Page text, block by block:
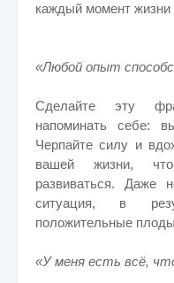
каждый момент жизни
«Любой опыт
Сделайте эту
напоминать себе:
Черпайте силу и
вашей жизни,
развиваться. Даже
ситуация, в
положительные
«У меня есть всё,